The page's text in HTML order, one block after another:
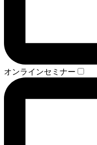
オンラインセミナー